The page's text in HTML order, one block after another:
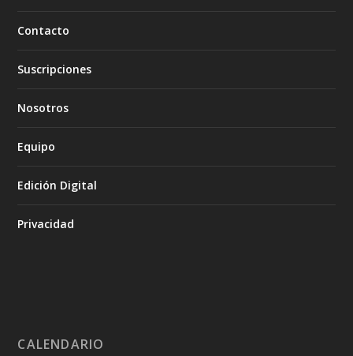
Contacto
Suscripciones
Nosotros
Equipo
Edición Digital
Privacidad
CALENDARIO